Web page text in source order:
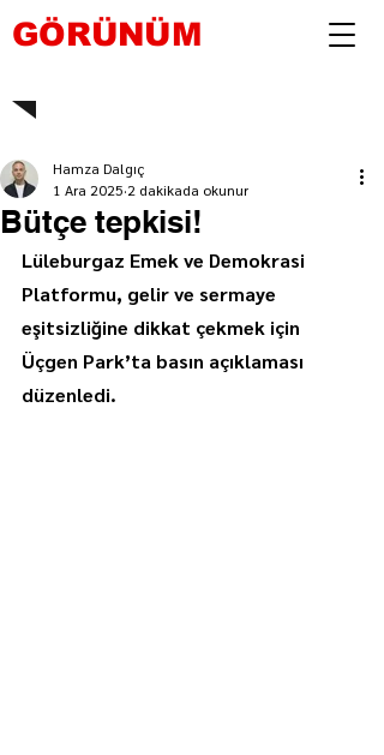
GÖRÜNÜM
Bütçe tepkisi!
Hamza Dalgıç
1 Ara 2025 2 dakikada okunur
Lüleburgaz Emek ve Demokrasi
Platformu, gelir ve sermaye
eşitsizliğine dikkat çekmek için
Üçgen Park’ta basın açıklaması
düzenledi.